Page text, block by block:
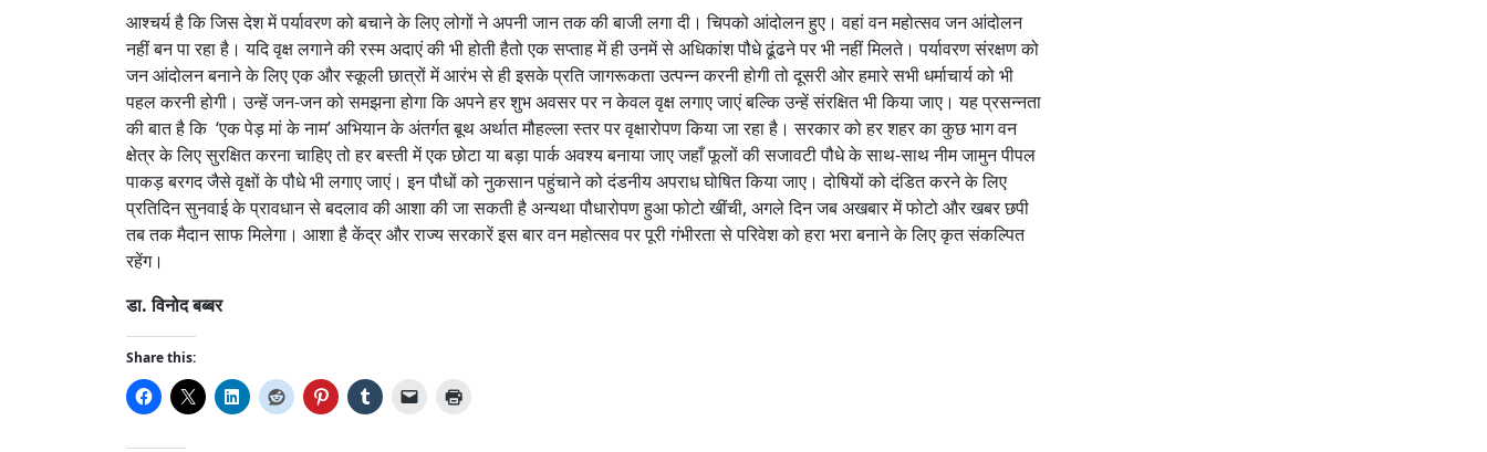
आश्चर्य है कि जिस देश में पर्यावरण को बचाने के लिए लोगों ने अपनी जान तक की बाजी लगा दी। चिपको आंदोलन हुए। वहां वन महोत्सव जन आंदोलन
नहीं बन पा रहा है। यदि वृक्ष लगाने की रस्म अदाएं की भी होती हैतो एक सप्ताह में ही उनमें से अधिकांश पौधे ढूंढने पर भी नहीं मिलते। पर्यावरण संरक्षण को
जन आंदोलन बनाने के लिए एक और स्कूली छात्रों में आरंभ से ही इसके प्रति जागरूकता उत्पन्न करनी होगी तो दूसरी ओर हमारे सभी धर्माचार्य को भी
पहल करनी होगी। उन्हें जन-जन को समझना होगा कि अपने हर शुभ अवसर पर न केवल वृक्ष लगाए जाएं बल्कि उन्हें संरक्षित भी किया जाए। यह प्रसन्नता
की बात है कि ‘एक पेड़ मां के नाम’ अभियान के अंतर्गत बूथ अर्थात मौहल्ला स्तर पर वृक्षारोपण किया जा रहा है। सरकार को हर शहर का कुछ भाग वन
क्षेत्र के लिए सुरक्षित करना चाहिए तो हर बस्ती में एक छोटा या बड़ा पार्क अवश्य बनाया जाए जहाँ फूलों की सजावटी पौधे के साथ-साथ नीम जामुन पीपल
पाकड़ बरगद जैसे वृक्षों के पौधे भी लगाए जाएं। इन पौधों को नुकसान पहुंचाने को दंडनीय अपराध घोषित किया जाए। दोषियों को दंडित करने के लिए
प्रतिदिन सुनवाई के प्रावधान से बदलाव की आशा की जा सकती है अन्यथा पौधारोपण हुआ फोटो खींची, अगले दिन जब अखबार में फोटो और खबर छपी
तब तक मैदान साफ मिलेगा। आशा है केंद्र और राज्य सरकारें इस बार वन महोत्सव पर पूरी गंभीरता से परिवेश को हरा भरा बनाने के लिए कृत संकल्पित
रहेंग।
डा. विनोद बब्बर
Share this: